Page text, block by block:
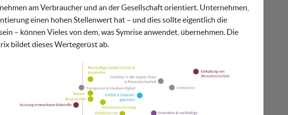
am Verbraucher und an der Gesellschaft orientiert. Unternehmen,
einen hohen Stellenwert hat – und dies sollte eigentlich die
– können Vieles von dem, was Symrise anwendet, übernehmen. Die
bildet dieses Wertegerüst ab.